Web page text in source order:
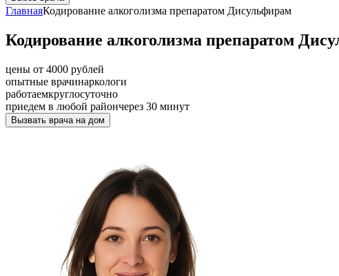
ГлавнаяКодирование алкоголизма препаратом Дисульфирам
Кодирование алкоголизма препаратом
цены от 4000 рублей
опытные врачинаркологи
работаемкруглосуточно
приедем в любой райончерез 30 минут
Вызвать врача на дом